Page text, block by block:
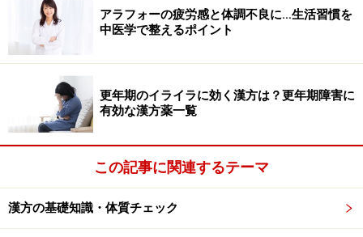
生薬の種類・写真……植物だけでなく、動
物・昆虫・鉱物も
ここからは生薬について掘り下げていきたいと思いま
す。一般の方が「生薬」と聞いて思い浮かべるのは乾燥
した葉っぱや根っこではないでしょうか。確かにそれも
正解なのですが、十分ではありません。
アラフォーの疲労感と体調不良に…生活習慣を
中医学で整えるポイント
更年期のイライラに効く漢方は？更年期障害に
有効な漢方薬一覧
この記事に関連するテーマ
漢方の基礎知識・体質チェック